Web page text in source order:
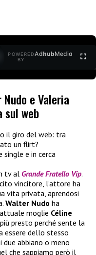
POWERED
BY
AdhubMedia
e Valeria
sul web
il giro del web: tra
un flirt?
e in cerca
tv al Grande Fratello Vip.
vincitore, l’attore ha
vita privata, aprendosi
Walter Nudo ha
moglie Céline
presto perché sente la
essere dello stesso
abbiano o meno
che sappiamo però il